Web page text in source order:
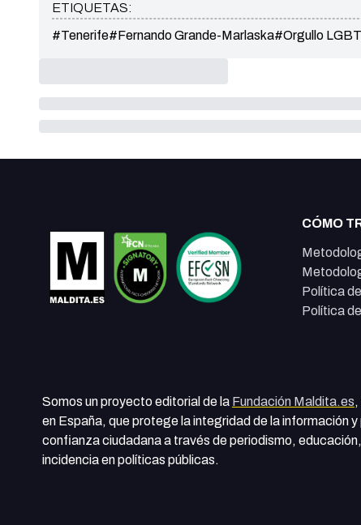
ETIQUETAS:
#Tenerife#Fernando Grande-Marlaska#Orgullo
CÓMO
Política
Política
Somos un proyecto editorial de la Fundación Maldita.es
en España, que protege la integridad de la información
confianza ciudadana a través de periodismo,
incidencia en políticas públicas.